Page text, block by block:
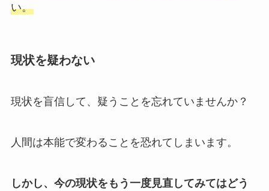
い。
現状を疑わない
現状を盲信して、疑うことを忘れていませんか？
人間は本能で変わることを恐れてしまいます。
しかし、今の現状をもう一度見直してみてはどう